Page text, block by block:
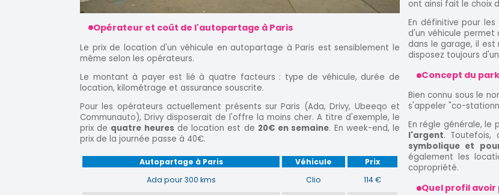
Opérateur et coût de l'autopartage à Paris
Le prix de location d'un véhicule en autopartage à Paris est sensiblement le
même selon les opérateurs.
Le montant à payer est lié à quatre facteurs : type de véhicule, durée de
location, kilométrage et assurance souscrite.
Pour les opérateurs actuellement présents sur Paris (Ada, Drivy, Ubeeqo et
Communauto), Drivy disposerait de l'offre la moins cher. A titre d'exemple, le
prix de quatre heures de location est de 20€ en semaine. En week-end, le
prix de la journée passe à 40€.
Autopartage à Paris Véhicule
Prix
Ada pour 300 kms
Clio 114 €
ont ainsi fait le choix
En définitive pour
d'un véhicule permet
dans le garage, il
disposez toujours
Concept du
Bien connu sous le
s'appeler "co-
En régle générale,
l'argent. Toutefois,
symbolique et
également les
copropriété.
Quel profil avoir